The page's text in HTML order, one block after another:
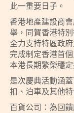
此一重要日子。
香港地產建設商
舉，同賀香港特
全力支持特區政
完成制定香港首
本港長期繁榮穩
是次慶典活動涵
扣、泊車及其他
百貨公司：為回